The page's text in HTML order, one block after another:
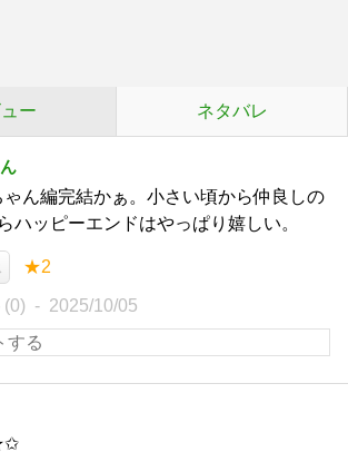
ー ネタバレ
ゃん編完結かぁ。小さい頃から仲良しの
ハッピーエンドはやっぱり嬉しい。
★2
(0) 2025/10/05